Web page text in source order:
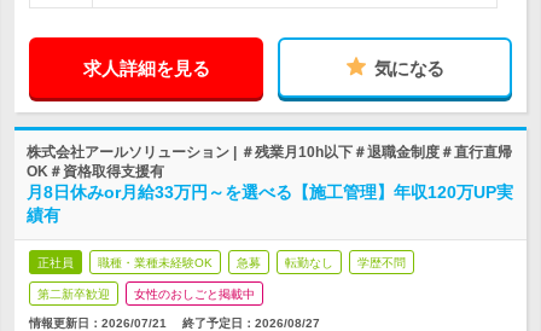
求人詳細を見る 気になる
株式会社アールソリューション | ＃残業月10h以下＃退職金制度＃直行直帰
OK＃資格取得支援有
月8日休みor月給33万円～を選べる【施工管理】年収120万UP実
績有
正社員 職種・業種未経験OK 急募 転勤なし 学歴不問
第二新卒歓迎 女性のおしごと掲載中
情報更新日：2026/07/21 終了予定日： 2026/08/27